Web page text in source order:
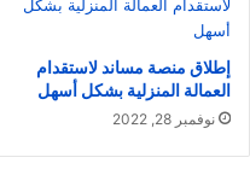
إطلاق منصة مساند لاستقدام
العمالة المنزلية بشكل أسهل
نوفمبر 28, 2022